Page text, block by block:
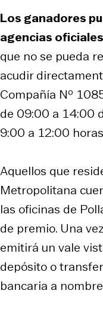
Los ganadores
agencias
que no se pueda
acudir
Compañía Nº
de 09:00 a 14:00
9:00 a 12:00
Aquellos que
Metropolitana
las oficinas de
de premio. Una
emitirá un vale
depósito o
bancaria a